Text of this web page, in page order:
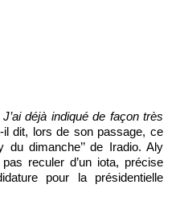
il dit, lors de son passage, ce
du dimanche’’ de Iradio. Aly
reculer d’un iota, précise
pour la présidentielle